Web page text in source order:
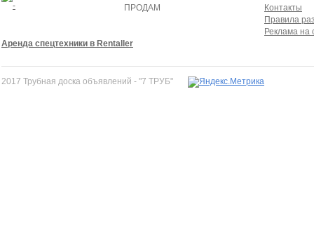
ПРОДАМ
Контакты
Правила
Реклама на
Аренда спецтехники в Rentaller
2017 Трубная доска объявлений - "7 ТРУБ"